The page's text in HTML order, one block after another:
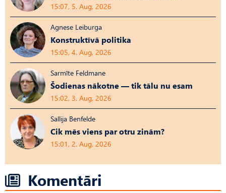
15:07, 5. Aug, 2026
Agnese Leiburga
Konstruktīvā politika
15:05, 4. Aug, 2026
Sarmīte Feldmane
Šodienas nākotne — tik tālu nu esam
15:02, 3. Aug, 2026
Sallija Benfelde
Cik mēs viens par otru zinām?
15:01, 2. Aug, 2026
Komentāri